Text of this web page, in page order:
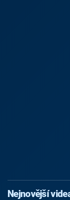
Nejnovější